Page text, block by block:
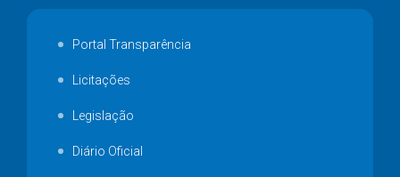
Portal Transparência
Licitações
Legislação
Diário Oficial